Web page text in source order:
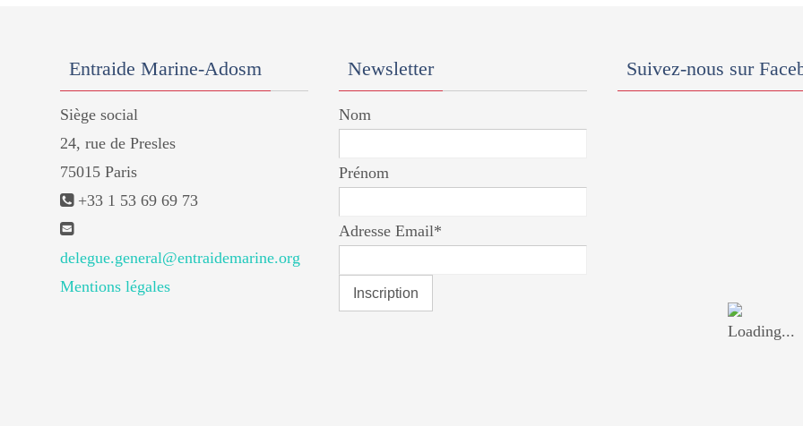
Entraide Marine-Adosm
Siège social
24, rue de Presles
75015 Paris
+33 1 53 69 69 73
delegue.general@entraidemarine.org
Mentions légales
Newsletter
Nom
Prénom
Adresse Email*
Suivez-nous sur